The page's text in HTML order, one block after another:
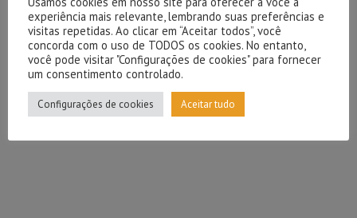
experiência mais relevante, lembrando suas preferências e
visitas repetidas. Ao clicar em “Aceitar todos”, você
concorda com o uso de TODOS os cookies. No entanto,
você pode visitar "Configurações de cookies" para fornecer
um consentimento controlado.
Configurações de cookies Aceitar tudo